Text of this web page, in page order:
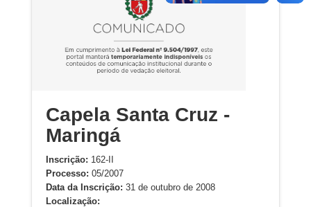
Capela Santa Cruz -
Maringá
Inscrição: 162-II
Processo: 05/2007
Data da Inscrição: 31 de outubro de 2008
Localização: